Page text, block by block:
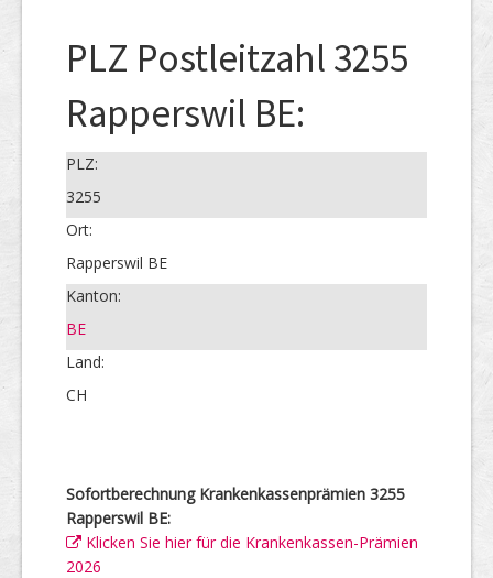
PLZ Postleitzahl 3255
Rapperswil BE:
PLZ:
3255
Ort:
Rapperswil BE
Kanton:
BE
Land:
CH
Sofortberechnung Krankenkassenprämien 3255
Rapperswil BE:
Klicken Sie hier für die Krankenkassen-Prämien
2026